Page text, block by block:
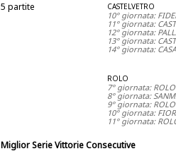
5 partite
CASTELVETRO
10° giornata:
11° giornata:
12° giornata:
13° giornata:
14° giornata:
ROLO
7° giornata: ROLO
8° giornata:
9° giornata:
10° giornata:
11° giornata:
Miglior Serie Vittorie Consecutive